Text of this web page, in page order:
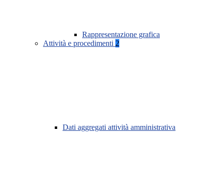
Rappresentazione grafica
Attività e procedimenti 2
Dati aggregati attività amministrativa